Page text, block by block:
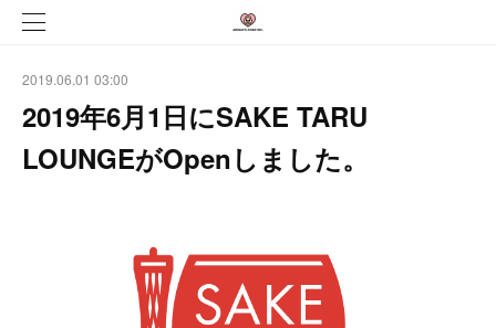
2019.06.01 03:00
2019年6月1日にSAKE TARU
LOUNGEがOpenしました。